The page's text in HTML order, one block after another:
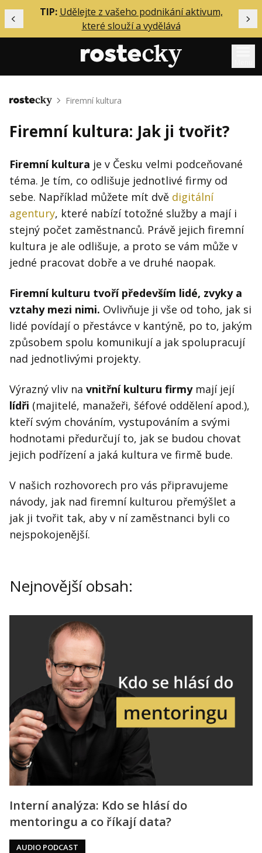
Předchozí
TIP: Udělejte z vašeho podnikání aktivum,
které slouží a vydělává
Mentoring
Solo
Akce
Inzerce
O mně
Přihlášení
Kontakt
Obchodní podmínky
Hledaná fráze Hledat
Domů Firemní kultura
Firemní kultura: Jak ji tvořit?
Firemní kultura je v Česku velmi podceňované
téma. Je tím, co odlišuje jednotlivé firmy od
sebe. Například můžete mít dvě digitální
agentury, které nabízí totožné služby a mají i
stejný počet zaměstnanců. Právě jejich firemní
kultura je ale odlišuje, a proto se vám může v
jedné pracovat dobře a ve druhé naopak.
Firemní kulturu tvoří především lidé, zvyky a
vztahy mezi nimi. Ovlivňuje ji vše od toho, jak si
lidé povídají o přestávce v kantýně, po to, jakým
způsobem spolu komunikují a jak spolupracují
nad jednotlivými projekty.
Výrazný vliv na vnitřní kulturu firmymají její
lídři (majitelé, manažeři, šéfové oddělení apod.),
kteří svým chováním, vystupováním a svými
hodnotami předurčují to, jak se budou chovat
jejich podřízení a jaká kultura ve firmě bude.
V našich rozhovorech pro vás připravujeme
návody, jak nad firemní kulturou přemýšlet a
jak ji tvořit tak, aby v ní zaměstnanci byli co
nejspokojenější.
Nejnovější obsah:
Interní analýza: Kdo se hlásí do
mentoringu a co říkají data?
AUDIO PODCAST